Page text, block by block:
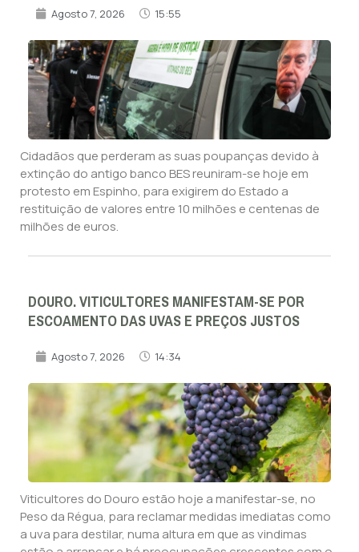
Agosto 7, 2026 15:55
Cidadãos que perderam as suas poupanças devido à
extinção do antigo banco BES reuniram-se hoje em
protesto em Espinho, para exigirem do Estado a
restituição de valores entre 10 milhões e centenas de
milhões de euros.
DOURO. VITICULTORES MANIFESTAM-SE POR
ESCOAMENTO DAS UVAS E PREÇOS JUSTOS
Agosto 7, 2026 14:34
Viticultores do Douro estão hoje a manifestar-se, no
Peso da Régua, para reclamar medidas imediatas como
a uva para destilar, numa altura em que as vindimas